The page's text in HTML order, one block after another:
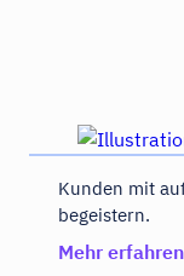
Kunden mit
begeistern.
Mehr erfahren